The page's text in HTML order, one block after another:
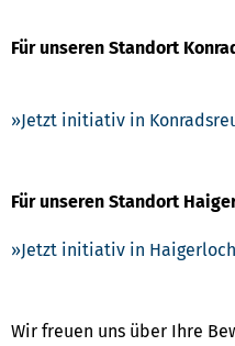
Für unseren Standort
Jetzt initiativ in
Für unseren Standort
Jetzt initiativ in
Wir freuen uns über Ihre